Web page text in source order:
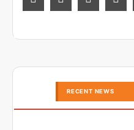
RECENT NEWS